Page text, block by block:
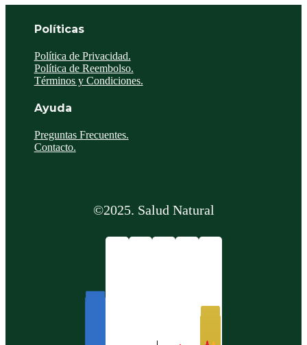
Políticas
Política de Privacidad.
Política de Reembolso.
Términos y Condiciones.
Ayuda
Preguntas Frecuentes.
Contacto.
©2025. Salud Natural